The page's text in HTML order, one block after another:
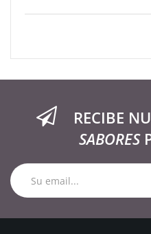
RECIBE
SABORES